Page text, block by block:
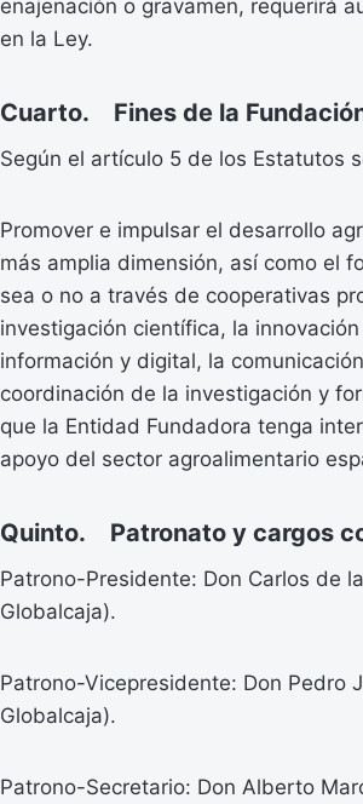
enajenación o gravamen, requerirá
en la Ley.
Cuarto. Fines de la
Según el artículo 5 de los Estatutos
Promover e impulsar el desarrollo
más amplia dimensión, así como el
sea o no a través de cooperativas
investigación científica, la
información y digital, la
coordinación de la investigación y
que la Entidad Fundadora tenga
apoyo del sector agroalimentario
Quinto. Patronato y cargos
Patrono-Presidente: Don Carlos de
Globalcaja).
Patrono-Vicepresidente: Don Pedro
Globalcaja).
Patrono-Secretario: Don Alberto